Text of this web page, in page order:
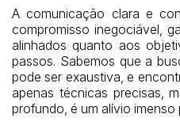
A comunicação clara e
compromisso inegociável,
alinhados quanto aos
passos. Sabemos que a
pode ser exaustiva, e
apenas técnicas precisas,
profundo, é um alívio imenso